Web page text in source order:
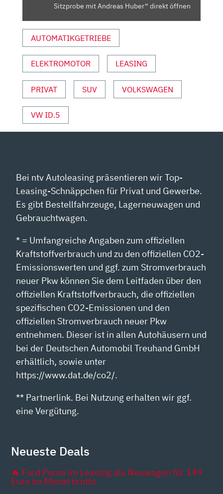
MIT
ANDREAS
VON
YOUTUBE
ANZEIGEN
Sitzprobe mit Andreas Huber“ direkt öffnen
AUTOMATIKGETRIEBE
ELEKTROMOTOR LEASING
PRIVAT SUV VOLKSWAGEN
VW ID.5
Bei ntv Autoleasing präsentieren wir Top-
Leasing-Schnäppchen für Privat und Gewerbe.
Es gibt Bestellfahrzeuge, Lagerneuwagen und
Gebrauchtwagen.
* = Umfangreiche Angaben zum offiziellen
Kraftstoffverbrauch und zu den offiziellen CO2-
Emissionswerten und ggf. zum Stromverbrauch
neuer Pkw können Sie dem Leitfaden über den
offiziellen Kraftstoffverbrauch, die offiziellen
spezifischen CO2-Emissionen und den
offiziellen Stromverbrauch neuer Pkw
entnehmen. Dieser ist in allen Autohäusern und
bei der Deutschen Automobil Treuhand GmbH
erhältlich, sowie unter
https://www.dat.de/co2/.
** Partnerlink. Bei Nutzung erhalten wir ggf.
eine Vergütung.
Neueste Deals
🔥 Ford Puma im Leasing als Neuwagen für 149
Euro im Monat brutto